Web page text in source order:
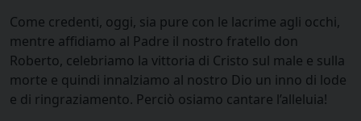
Come credenti, oggi, sia pure con le lacrime agli occhi,
mentre affidiamo al Padre il nostro fratello don
Roberto, celebriamo la vittoria di Cristo sul male e sulla
morte e quindi innalziamo al nostro Dio un inno di lode
e di ringraziamento. Perciò osiamo cantare l’alleluia!